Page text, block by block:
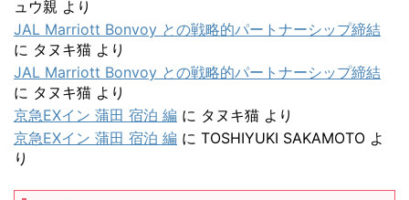
ュウ親 より
JAL Marriott Bonvoy との戦略的パートナーシップ締結
に タヌキ猫 より
JAL Marriott Bonvoy との戦略的パートナーシップ締結
に タヌキ猫 より
京急EXイン 蒲田 宿泊 編 に タヌキ猫 より
京急EXイン 蒲田 宿泊 編 に TOSHIYUKI SAKAMOTO よ
り